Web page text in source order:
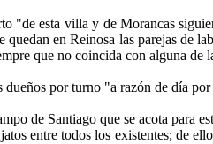
"de esta villa y de Morancas
en Reinosa las parejas
que no coincida con alguna de
dueños por turno "a razón de día
de Santiago que se acota para
entre todos los existentes; de